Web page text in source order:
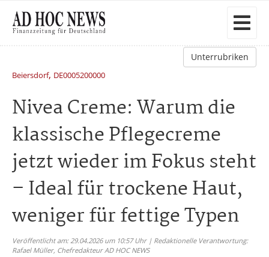
Unterrubriken
Beiersdorf, DE0005200000
Nivea Creme: Warum die
klassische Pflegecreme
jetzt wieder im Fokus steht
– Ideal für trockene Haut,
weniger für fettige Typen
Veröffentlicht am: 29.04.2026 um 10:57 Uhr | Redaktionelle Verantwortung:
Rafael Müller, Chefredakteur AD HOC NEWS